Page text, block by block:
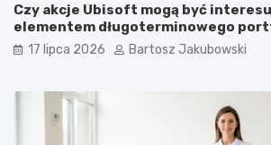
Czy akcje Ubisoft mogą być
elementem długoterminowego
inwestycyjnego?
17 lipca 2026 Bartosz Jakubowski